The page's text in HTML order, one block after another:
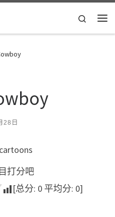
Search
28日
打分吧
[总分: 0 平均分: 0]